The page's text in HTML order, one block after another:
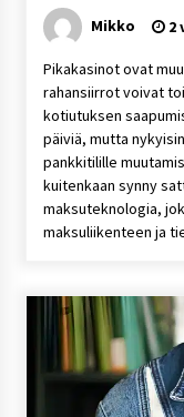
Mikko 2
Pikakasinot ovat
rahansiirrot voivat
kotiutuksen
päiviä, mutta
pankkitilille
kuitenkaan synny
maksuteknologia,
maksuliikenteen ja